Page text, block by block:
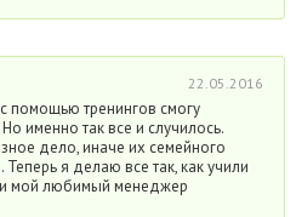
22.05.2016
помощью тренингов смогу
именно так все и случилось.
дело, иначе их семейного
я делаю все так, как учили
мой любимый менеджер